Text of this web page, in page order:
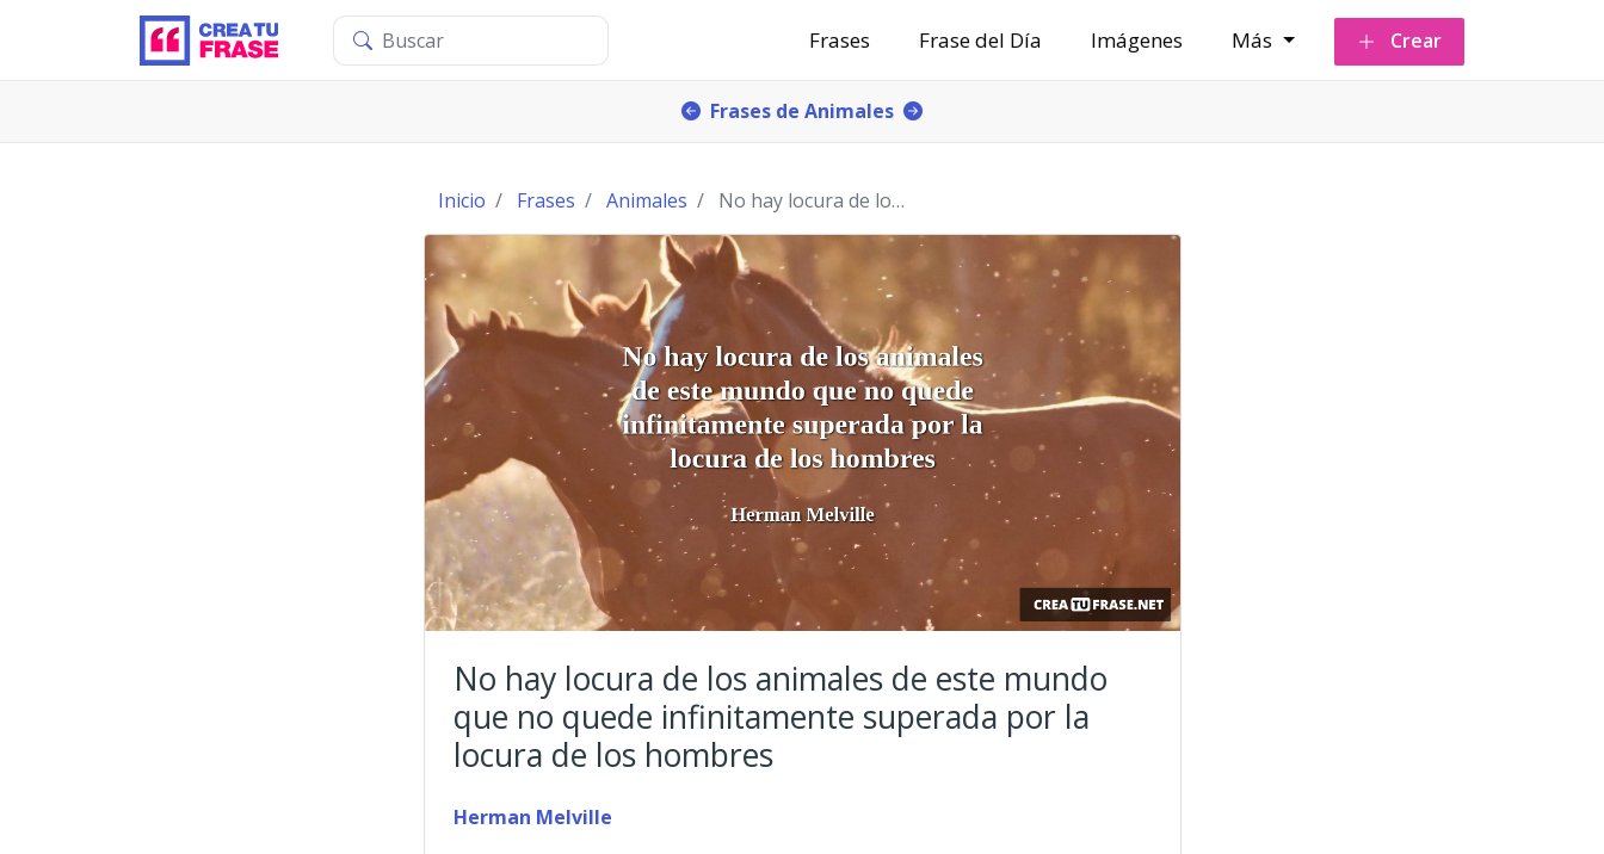
Frases Frase del Día Imágenes Más Crear
Frases de Animales
Inicio Frases Animales No hay locura de los animales de este mundo que no
No hay locura de los animales de este mundo
que no quede infinitamente superada por la
locura de los hombres
Herman Melville